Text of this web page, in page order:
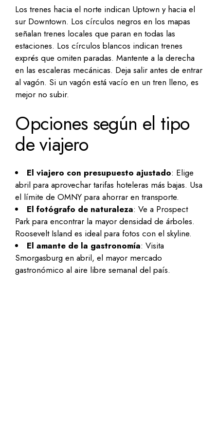
Los trenes hacia el norte indican Uptown y hacia el
sur Downtown. Los círculos negros en los mapas
señalan trenes locales que paran en todas las
estaciones. Los círculos blancos indican trenes
exprés que omiten paradas. Mantente a la derecha
en las escaleras mecánicas. Deja salir antes de entrar
al vagón. Si un vagón está vacío en un tren lleno, es
mejor no subir.
Opciones según el tipo
de viajero
El viajero con presupuesto ajustado: Elige
abril para aprovechar tarifas hoteleras más bajas. Usa
el límite de OMNY para ahorrar en transporte.
El fotógrafo de naturaleza: Ve a Prospect
Park para encontrar la mayor densidad de árboles.
Roosevelt Island es ideal para fotos con el skyline.
El amante de la gastronomía: Visita
Smorgasburg en abril, el mayor mercado
gastronómico al aire libre semanal del país.